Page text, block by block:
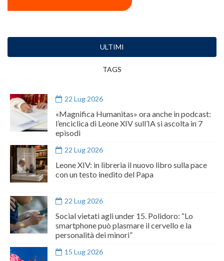
ULTIMI
TAGS
22 Lug 2026
«Magnifica Humanitas» ora anche in podcast:
l’enciclica di Leone XIV sull’IA si ascolta in 7
episodi
22 Lug 2026
Leone XIV: in libreria il nuovo libro sulla pace
con un testo inedito del Papa
22 Lug 2026
Social vietati agli under 15. Polidoro: “Lo
smartphone può plasmare il cervello e la
personalità dei minori”
15 Lug 2026